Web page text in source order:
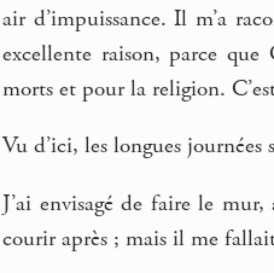
air d’impuissance. Il m’a
excellente raison, parce
morts et pour la religion.
Vu d’ici, les longues journées
J’ai envisagé de faire le
courir après ; mais il me